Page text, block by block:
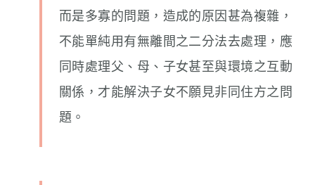
而是多寡的問題，造成的原因甚為複雜，
不能單純用有無離間之二分法去處理，應
同時處理父、母、子女甚至與環境之互動
關係，才能解決子女不願見非同住方之問
題。